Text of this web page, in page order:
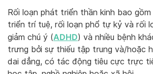
Rối loạn phát triển thần kinh bao
triển trí tuệ, rối loạn phổ tự kỷ và rối
giảm chú ý (ADHD) và nhiều bệnh
trưng bởi sự thiếu tập trung và/hoặc
dai dẳng, có tác động tiêu cực trực